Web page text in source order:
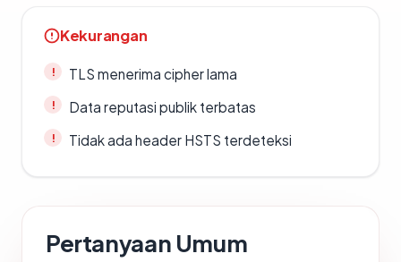
Kekurangan
TLS menerima cipher lama
Data reputasi publik terbatas
Tidak ada header HSTS terdeteksi
Pertanyaan Umum